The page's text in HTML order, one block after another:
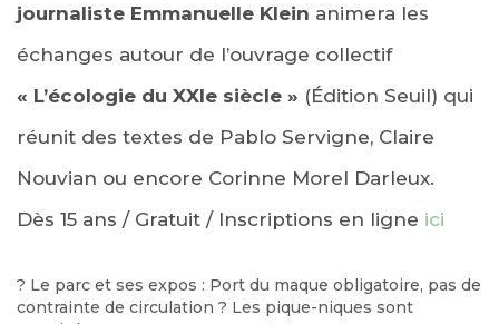
journaliste Emmanuelle Klein animera les
échanges autour de l’ouvrage collectif
« L’écologie du XXIe siècle » (Édition Seuil) qui
réunit des textes de Pablo Servigne, Claire
Nouvian ou encore Corinne Morel Darleux.
Dès 15 ans / Gratuit / Inscriptions en ligne ici
? Le parc et ses expos : Port du maque obligatoire, pas de
contrainte de circulation ? Les pique-niques sont